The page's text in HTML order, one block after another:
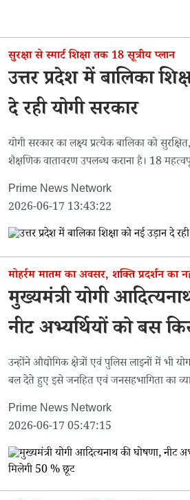
सुरक्षा से स्मार्ट शिक्षा तक 18 सूत्रीय प्लान
उत्तर प्रदेश में बालिका
दे रही योगी सरकार
योगी सरकार का लक्ष्य प्रत्येक बालिका को
शैक्षणिक वातावरण उपलब्ध कराना है। 18
कार्रवाई के निर्देश दिए गए हैं।
Prime News Network
2026-06-17 13:43:22
मोहर्रम मातम का अवसर, शक्ति प्रदर्शन का
मुख्यमंत्री योगी
नीट अभ्यर्थियों को बस
50 % छूट
उन्होंने औद्योगिक क्षेत्रों एवं पुलिस लाइनों में भी
बल देते हुए इसे जनहित एवं जनसहभागिता का
Prime News Network
2026-06-17 05:47:15